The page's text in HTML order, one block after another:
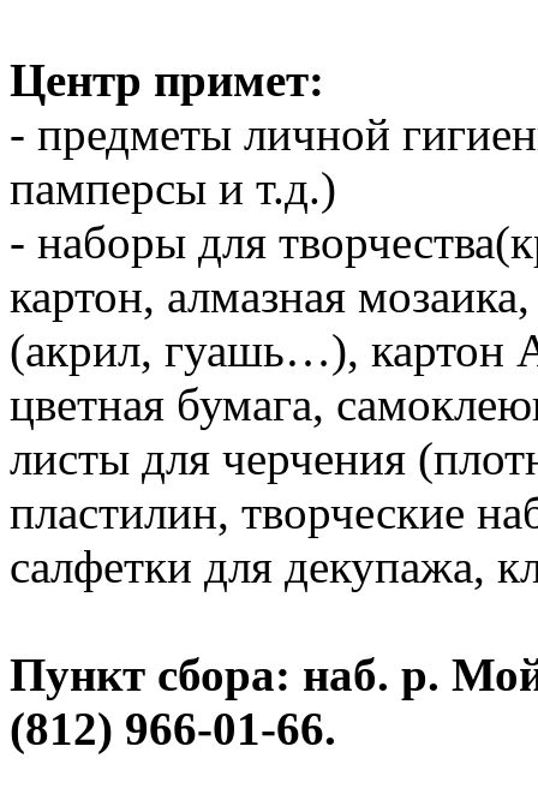
Центр примет:
- предметы личной
памперсы и т.д.)
- наборы для
картон, алмазная
(акрил, гуашь…), картон
цветная бумага,
листы для черчения
пластилин, творческие
салфетки для декупажа,
Пункт сбора: наб. р.
(812) 966-01-66.